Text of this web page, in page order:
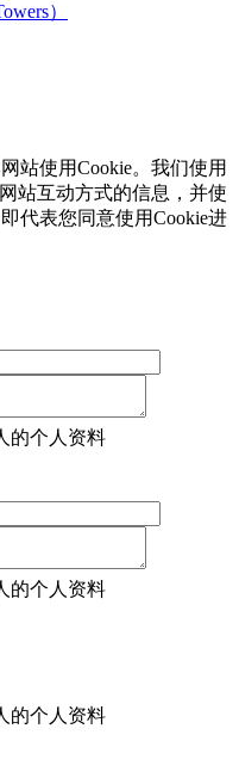
）
站使用Cookie。我们使用
站互动方式的信息，并使
代表您同意使用Cookie进
的个人资料
的个人资料
的个人资料